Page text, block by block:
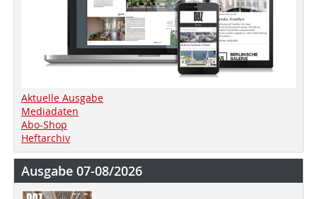
Aktuelle Ausgabe
Mediadaten
Abo-Shop
Heftarchiv
Ausgabe 07-08/2026